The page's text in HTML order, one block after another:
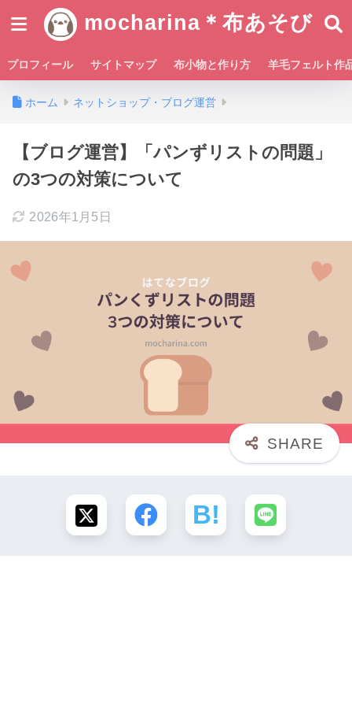
mocharina＊布あそび
プロフィール サイトマップ 布小物と作り方 羊毛フェルト作
ホーム ネットショップ・ブログ運営
【ブログ運営】「パンずリストの問題」
の3つの対策について
2026年1月5日